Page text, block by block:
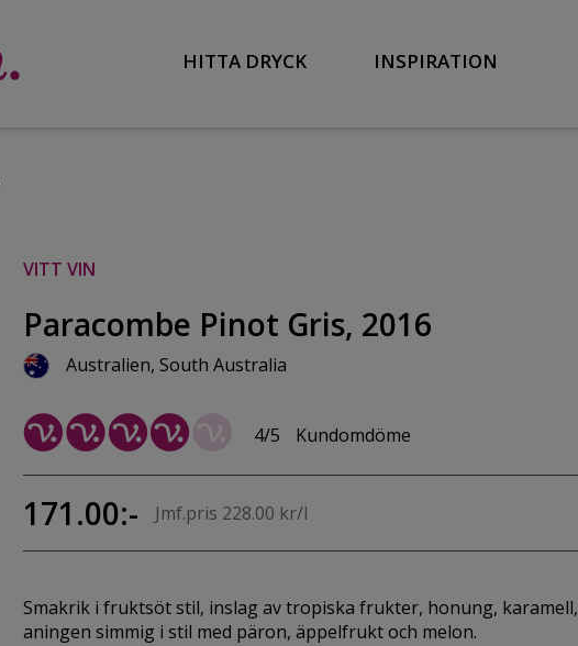
HITTA DRYCK INSPIRATION
VITT VIN
Paracombe Pinot Gris, 2016
Australien, South Australia
4/5 Kundomdöme
171.00:- Jmf.pris 228.00 kr/l
Smakrik i fruktsöt stil, inslag av tropiska frukter, honung,
aningen simmig i stil med päron, äppelfrukt och melon.